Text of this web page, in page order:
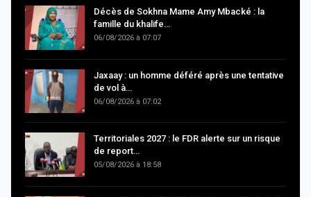
Décès de Sokhna Mame Amy Mbacké : la
famille du khalife…
06/08/2026 à 07:07
Jaxaay : un homme déféré après une tentative
de vol à…
06/08/2026 à 07:02
Territoriales 2027 : le FDR alerte sur un risque
de report…
05/08/2026 à 18:58